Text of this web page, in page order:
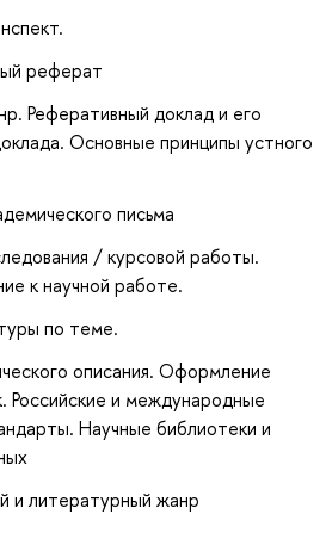
реферат
Реферативный доклад и его
Основные принципы устного
письма
/ курсовой работы.
к научной работе.
по теме.
описания. Оформление
Российские и международные
Научные библиотеки и
и литературный жанр